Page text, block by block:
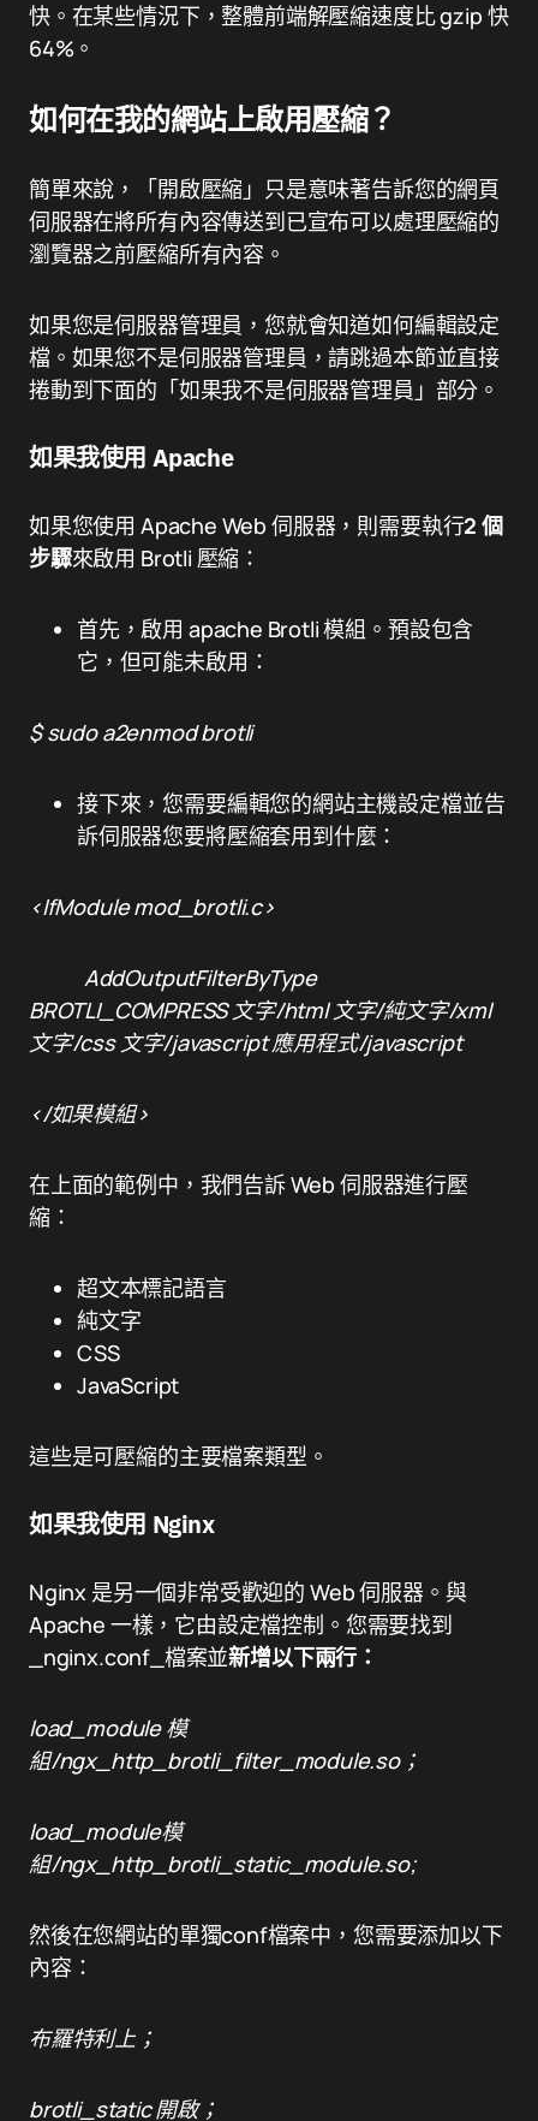
快。在某些情況下，整體前端解壓縮速度比 gzip 快
64%。
如何在我的網站上啟用壓縮？
簡單來說，「開啟壓縮」只是意味著告訴您的網頁
伺服器在將所有內容傳送到已宣布可以處理壓縮的
瀏覽器之前壓縮所有內容。
如果您是伺服器管理員，您就會知道如何編輯設定
檔。如果您不是伺服器管理員，請跳過本節並直接
捲動到下面的「如果我不是伺服器管理員」部分。
如果我使用 Apache
如果您使用 Apache Web 伺服器，則需要執行2 個
步驟來啟用 Brotli 壓縮：
首先，啟用 apache Brotli 模組。預設包含
它，但可能未啟用：
$ sudo a2enmod brotli
接下來，您需要編輯您的網站主機設定檔並告
訴伺服器您要將壓縮套用到什麼：
<IfModule mod_brotli.c>
AddOutputFilterByType
BROTLI_COMPRESS 文字/html 文字/純文字/xml
文字/css 文字/javascript 應用程式/javascript
</如果模組>
在上面的範例中，我們告訴 Web 伺服器進行壓
縮：
超文本標記語言
純文字
CSS
JavaScript
這些是可壓縮的主要檔案類型。
如果我使用 Nginx
Nginx 是另一個非常受歡迎的 Web 伺服器。與
Apache 一樣，它由設定檔控制。您需要找到
_nginx.conf_檔案並新增以下兩行：
load_module 模
組/ngx_http_brotli_filter_module.so；
load_module模
組/ngx_http_brotli_static_module.so;
然後在您網站的單獨conf檔案中，您需要添加以下
內容：
布羅特利上；
brotli_static 開啟；